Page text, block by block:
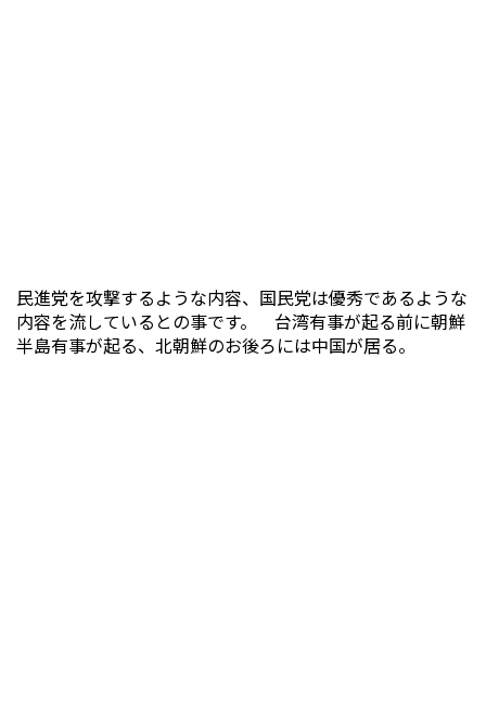
民進党を攻撃するような内容、国民党は優秀であるような
内容を流しているとの事です。 台湾有事が起る前に朝鮮
半島有事が起る、北朝鮮のお後ろには中国が居る。